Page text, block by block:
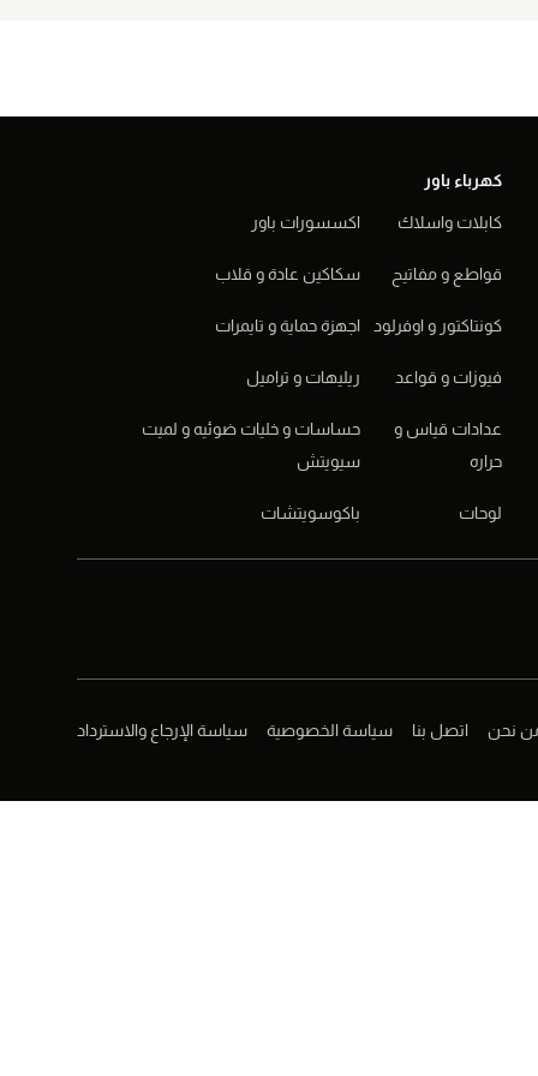
كهرباء باور
كابلات واسلاك
قواطع و مفاتيح
كونتاكتور و اوفرلود
فيوزات و قواعد
عدادات قياس و
حراره
لوحات
اكسسورات باور
سكاكين عادة و قلاب
اجهزة حماية و تايمرات
ريليهات و تراميل
حساسات و خليات ضوئيه و لميت
سيويتش
باكوسويتشات
نحن اتصل بنا سياسة الخصوصية سياسة الإرجاع والاسترداد